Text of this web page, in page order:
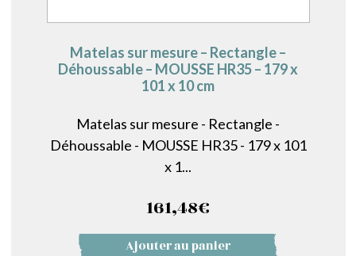
Matelas sur mesure – Rectangle –
Déhoussable – MOUSSE HR35 – 179 x
101 x 10 cm
Matelas sur mesure - Rectangle -
Déhoussable - MOUSSE HR35 - 179 x 101
x 1...
161,48€
Ajouter au panier